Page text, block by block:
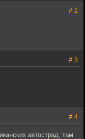
# 2
# 3
# 4
автострад, там